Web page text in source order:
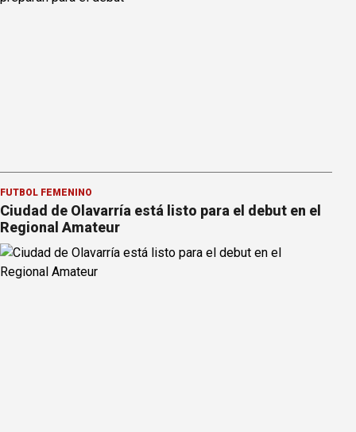
FÚTBOL FEMENINO
Ciudad de Olavarría está listo para el debut en el
Regional Amateur